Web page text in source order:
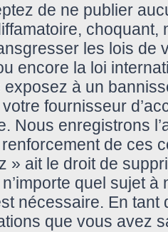
de ne publier
choquant,
les lois de
encore la loi
à un
fournisseur
Nous enregistrons
renforcement de ces
» ait le droit de
quel sujet à
nécessaire. En tant
que vous avez